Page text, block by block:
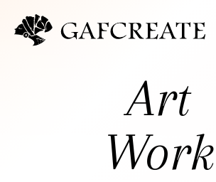
Art
Work